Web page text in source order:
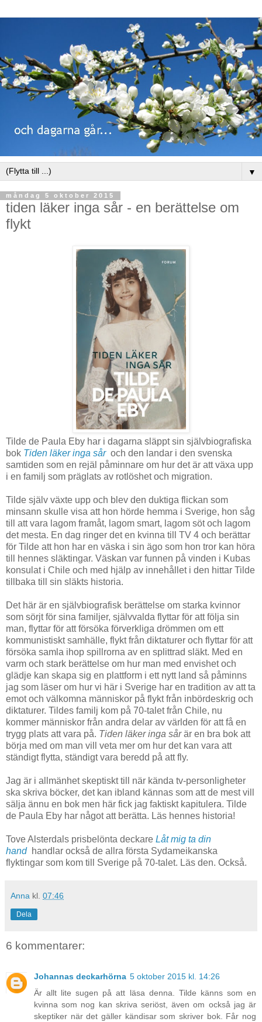
▼
måndag 5 oktober 2015
tiden läker inga sår - en berättelse om
flykt
Tilde de Paula Eby har i dagarna släppt sin självbiografiska
bok Tiden läker inga sår och den landar i den svenska
samtiden som en rejäl påminnare om hur det är att växa upp
i en familj som präglats av rotlöshet och migration.
Tilde själv växte upp och blev den duktiga flickan som
minsann skulle visa att hon hörde hemma i Sverige, hon såg
till att vara lagom framåt, lagom smart, lagom söt och lagom
det mesta. En dag ringer det en kvinna till TV 4 och berättar
för Tilde att hon har en väska i sin ägo som hon tror kan höra
till hennes släktingar. Väskan var funnen på vinden i Kubas
konsulat i Chile och med hjälp av innehållet i den hittar Tilde
tillbaka till sin släkts historia.
Det här är en självbiografisk berättelse om starka kvinnor
som sörjt för sina familjer, självvalda flyttar för att följa sin
man, flyttar för att försöka förverkliga drömmen om ett
kommunistiskt samhälle, flykt från diktaturer och flyttar för att
försöka samla ihop spillrorna av en splittrad släkt. Med en
varm och stark berättelse om hur man med envishet och
glädje kan skapa sig en plattform i ett nytt land så påminns
jag som läser om hur vi här i Sverige har en tradition av att ta
emot och välkomna människor på flykt från inbördeskrig och
diktaturer. Tildes familj kom på 70-talet från Chile, nu
kommer människor från andra delar av världen för att få en
trygg plats att vara på. Tiden läker inga sårär en bra bok att
börja med om man vill veta mer om hur det kan vara att
ständigt flytta, ständigt vara beredd på att fly.
Jag är i allmänhet skeptiskt till när kända tv-personligheter
ska skriva böcker, det kan ibland kännas som att de mest vill
sälja ännu en bok men här fick jag faktiskt kapitulera. Tilde
de Paula Eby har något att berätta. Läs hennes historia!
Tove Alsterdals prisbelönta deckare Låt mig ta din
hand handlar också de allra första Sydameikanska
flyktingar som kom till Sverige på 70-talet. Läs den. Också.
Anna kl. 07:46
Dela
6 kommentarer:
Johannas deckarhörna 5 oktober 2015 kl. 14:26
Är allt lite sugen på att läsa denna. Tilde känns som en
kvinna som nog kan skriva seriöst, även om också jag är
skeptiker när det gäller kändisar som skriver bok. Får nog